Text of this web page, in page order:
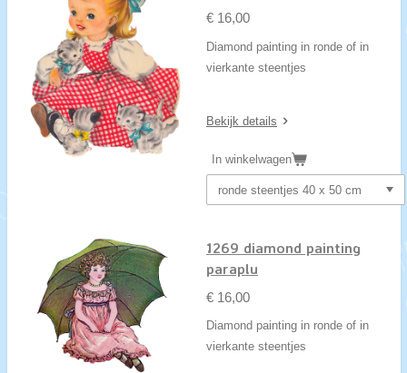
€ 16,00
Diamond painting in ronde of in
vierkante steentjes
Bekijk details
In winkelwagen
1269 diamond painting
paraplu
€ 16,00
Diamond painting in ronde of in
vierkante steentjes